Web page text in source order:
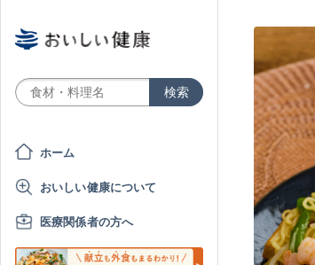
ホーム
おいしい健康について
医療関係者の方へ